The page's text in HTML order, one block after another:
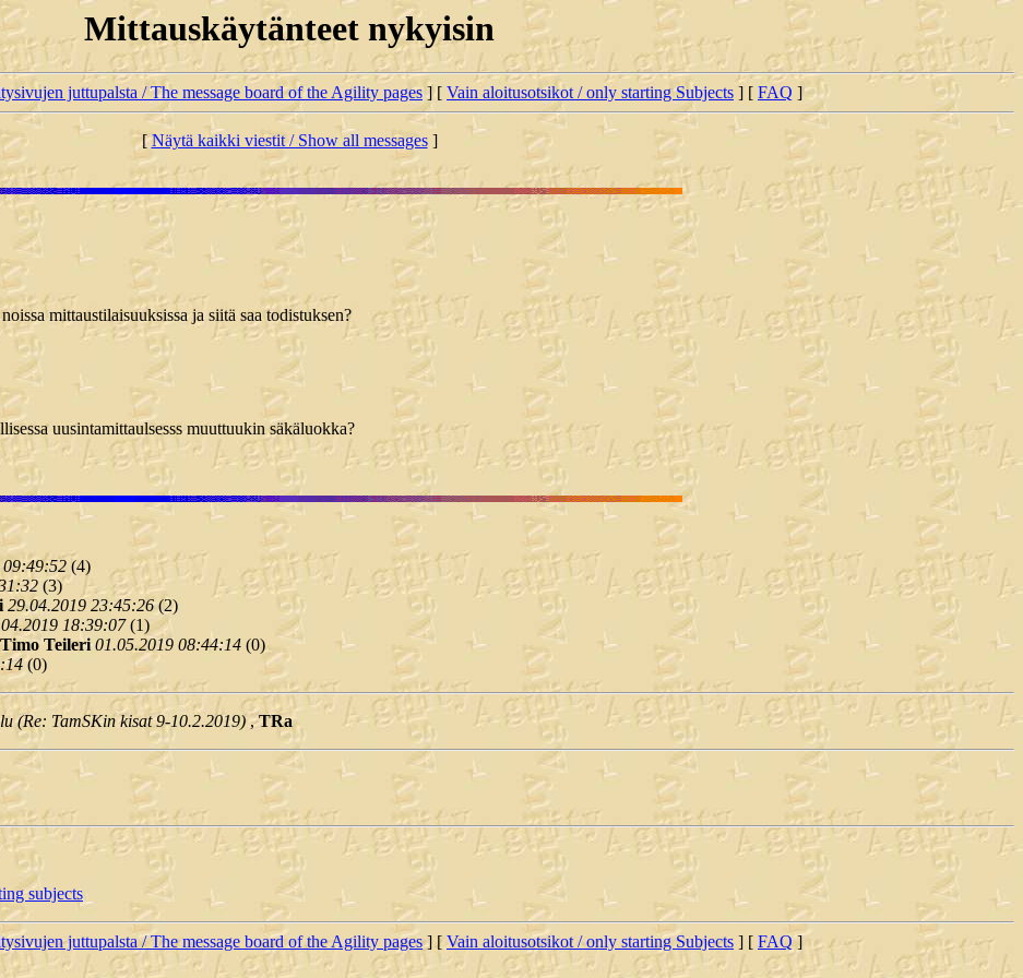
Mittauskäytänteet nykyisin
juttupalsta / The message board of the Agility pages] [ Vain aloitusotsikot / only starting Subjects ] [ FAQ ]
[Näytä kaikki viestit / Show all messages]
mittaustilaisuuksissa ja siitä saa todistuksen?
uusintamittaulsesss muuttuukin säkäluokka?
09:49:52 (4)
(3)
29.04.2019 23:45:26(2)
18:39:07(1)
Timo Teileri 01.05.2019 08:44:14 (0)
(0)
(Re: TamSKin kisat 9-10.2.2019) ,TRa
subjects
juttupalsta / The message board of the Agility pages] [ Vain aloitusotsikot / only starting Subjects ] [ FAQ]